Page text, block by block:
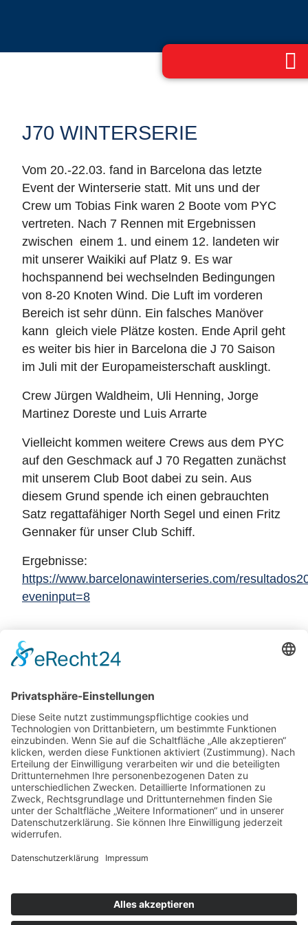
J70 WINTERSERIE
Vom 20.-22.03. fand in Barcelona das letzte
Event der Winterserie statt. Mit uns und der
Crew um Tobias Fink waren 2 Boote vom PYC
vertreten. Nach 7 Rennen mit Ergebnissen
zwischen einem 1. und einem 12. landeten wir
mit unserer Waikiki auf Platz 9. Es war
hochspannend bei wechselnden Bedingungen
von 8-20 Knoten Wind. Die Luft im vorderen
Bereich ist sehr dünn. Ein falsches Manöver
kann gleich viele Plätze kosten. Ende April geht
es weiter bis hier in Barcelona die J 70 Saison
im Juli mit der Europameisterschaft ausklingt.
Crew Jürgen Waldheim, Uli Henning, Jorge
Martinez Doreste und Luis Arrarte
Vielleicht kommen weitere Crews aus dem PYC
auf den Geschmack auf J 70 Regatten zunächst
mit unserem Club Boot dabei zu sein. Aus
diesem Grund spende ich einen gebrauchten
Satz regattafähiger North Segel und einen Fritz
Gennaker für unser Club Schiff.
Ergebnisse:
https://www.barcelonawinterseries.com/
eveninput=8
Zurück
Potsdamer Yacht Club e. V.
14109 Berlin
Tel: +49 30 805 35 58
KONTAKT|IMPRESSUM|DATENSCHUTZ